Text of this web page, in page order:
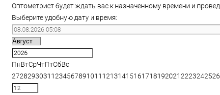
Оптометрист будет ждать вас к назначенному времени и
Выберите удобную дату и время:
ПнВтСрЧтПтСбВс
2728293031 1234567891011 121314151617181920212223242526